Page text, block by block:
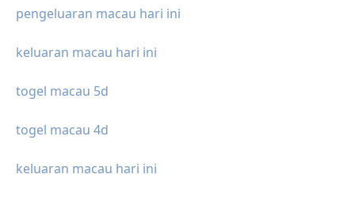
pengeluaran macau hari ini
keluaran macau hari ini
togel macau 5d
togel macau 4d
keluaran macau hari ini